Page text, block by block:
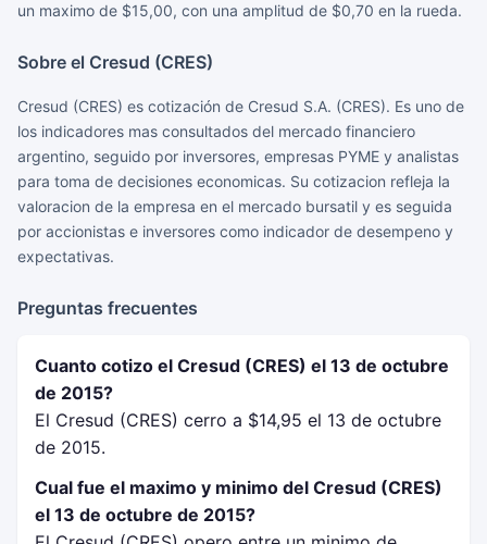
un maximo de $15,00, con una amplitud de $0,70 en la rueda.
Sobre el Cresud (CRES)
Cresud (CRES) es cotización de Cresud S.A. (CRES). Es uno de
los indicadores mas consultados del mercado financiero
argentino, seguido por inversores, empresas PYME y analistas
para toma de decisiones economicas. Su cotizacion refleja la
valoracion de la empresa en el mercado bursatil y es seguida
por accionistas e inversores como indicador de desempeno y
expectativas.
Preguntas frecuentes
Cuanto cotizo el Cresud (CRES) el 13 de octubre
de 2015?
El Cresud (CRES) cerro a $14,95 el 13 de octubre
de 2015.
Cual fue el maximo y minimo del Cresud (CRES)
el 13 de octubre de 2015?